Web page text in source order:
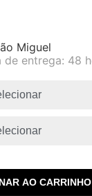
Miguel
de entrega: 48
AO CARRINHO